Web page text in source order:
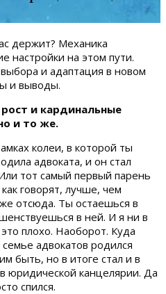
держит? Механика
настройки на этом пути.
и адаптация в новом
и выводы.
и кардинальные
и то же.
колеи, в которой ты
адвоката, и он стал
тот самый первый парень
говорят, лучше, чем
отсюда. Ты остаешься в
в ней. И я ни в
плохо. Наоборот. Куда
адвокатов родился
быть, но в итоге стал и в
юридической канцелярии. Да
спился.